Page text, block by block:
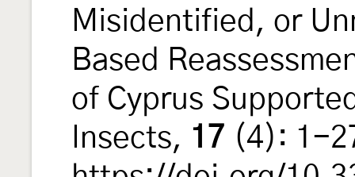
Misidentified, or
Based
of Cyprus
Insects, 17 (4): 1-